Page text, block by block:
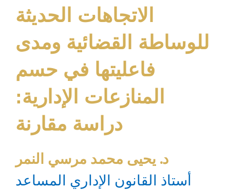
الاتجاهات الحديثة
للوساطة القضائية ومدى
فاعليتها في حسم
المنازعات الإدارية:
دراسة مقارنة
د. يحيى محمد مرسي النمر
أستاذ القانون الإداري المساعد